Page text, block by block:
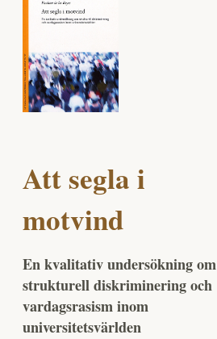
Att segla i
motvind
En kvalitativ undersökning om
strukturell diskriminering och
vardagsrasism inom
universitetsvärlden